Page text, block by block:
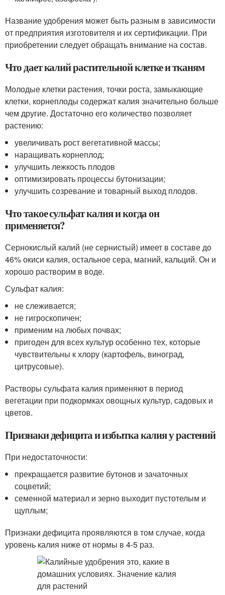
Название удобрения может быть разным в зависимости
от предприятия изготовителя и их сертификации. При
приобретении следует обращать внимание на состав.
Что дает калий растительной клетке и тканям
Молодые клетки растения, точки роста, замыкающие
клетки, корнеплоды содержат калия значительно больше
чем другие. Достаточно его количество позволяет
растению:
увеличивать рост вегетативной массы;
наращивать корнеплод;
улучшить лежкость плодов
оптимизировать процессы бутонизации;
улучшить созревание и товарный выход плодов.
Что такое сульфат калия и когда он
применяется?
Сернокислый калий (не сернистый) имеет в составе до
46% окиси калия, остальное сера, магний, кальций. Он и
хорошо растворим в воде.
Сульфат калия:
не слеживается;
не гигроскопичен;
применим на любых почвах;
пригоден для всех культур особенно тех, которые
чувствительны к хлору (картофель, виноград,
цитрусовые).
Растворы сульфата калия применяют в период
вегетации при подкормках овощных культур, садовых и
цветов.
Признаки дефицита и избытка калия у растений
При недостаточности:
прекращается развитие бутонов и зачаточных
соцветий;
семенной материал и зерно выходит пустотелым и
щуплым;
Признаки дефицита проявляются в том случае, когда
уровень калия ниже от нормы в 4-5 раз.